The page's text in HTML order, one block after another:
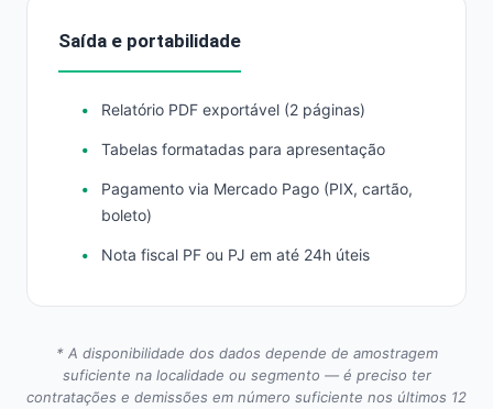
Saída e portabilidade
Relatório PDF exportável (2 páginas)
Tabelas formatadas para apresentação
Pagamento via Mercado Pago (PIX, cartão,
boleto)
Nota fiscal PF ou PJ em até 24h úteis
* A disponibilidade dos dados depende de amostragem
suficiente na localidade ou segmento — é preciso ter
contratações e demissões em número suficiente nos últimos 12